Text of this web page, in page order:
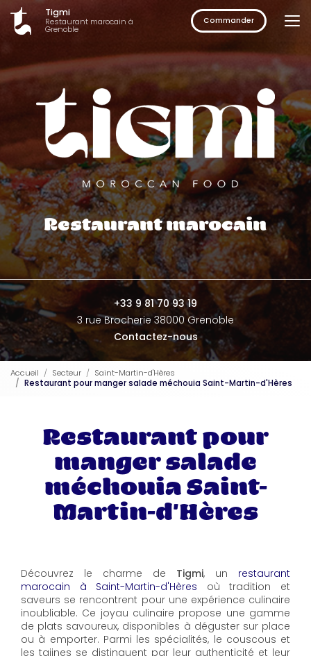
contenu
Tigmi
Restaurant marocain à
Grenoble
Commander
Restaurant marocain
+33 9 81 70 93 19
3 rue Brocherie 38000 Grenoble
Contactez-nous
Accueil Secteur
Saint-Martin-d'Hères
Restaurant pour manger salade méchouia Saint-Martin-d'Hères
Restaurant pour
manger salade
méchouia Saint-
Martin-d'Hères
Découvrez le charme de Tigmi, un restaurant
marocain à Saint-Martin-d'Hères où tradition et
saveurs se rencontrent pour une expérience culinaire
inoubliable. Ce joyau culinaire propose une gamme
de plats savoureux, disponibles à déguster sur place
ou à emporter. Parmi les spécialités, le couscous et
les tajines se distinguent par leur authenticité et leur